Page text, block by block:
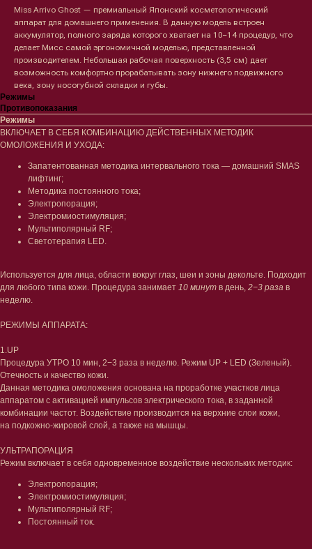
Miss Arrivo Ghost — премиальный Японский косметологический
аппарат для домашнего применения. В данную модель встроен
аккумулятор, полного заряда которого хватает на 10−14 процедур, что
делает Мисс самой эргономичной моделью, представленной
производителем. Небольшая рабочая поверхность (3,5 см) дает
возможность комфортно прорабатывать зону нижнего подвижного
века, зону носогубной складки и губы.
Режимы
Противопоказания
Режимы
ВКЛЮЧАЕТ В СЕБЯ КОМБИНАЦИЮ ДЕЙСТВЕННЫХ МЕТОДИК
ОМОЛОЖЕНИЯ И УХОДА:
Запатентованная методика интервального тока — домашний SMAS
лифтинг;
Методика постоянного тока;
Электропорация;
Электромиостимуляция;
Мультиполярный RF;
Светотерапия LED.
Используется для лица, области вокруг глаз, шеи и зоны декольте. Подходит
для любого типа кожи. Процедура занимает 10 минут в день, 2−3 раза в
неделю.
РЕЖИМЫ АППАРАТА:
1.UP
Процедура УТРО 10 мин, 2−3 раза в неделю. Режим UP + LED (Зеленый).
Отечность и качество кожи.
Данная методика омоложения основана на проработке участков лица
аппаратом с активацией импульсов электрического тока, в заданной
комбинации частот. Воздействие производится на верхние слои кожи,
на подкожно-жировой слой, а также на мышцы.
УЛЬТРАПОРАЦИЯ
Режим включает в себя одновременное воздействие нескольких методик:
Электропорация;
Электромиостимуляция;
Мультиполярный RF;
Постоянный ток.